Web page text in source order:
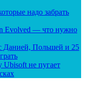
надо забрать
Evolved — что нужно
Данией, Польшей и 25
не пугает